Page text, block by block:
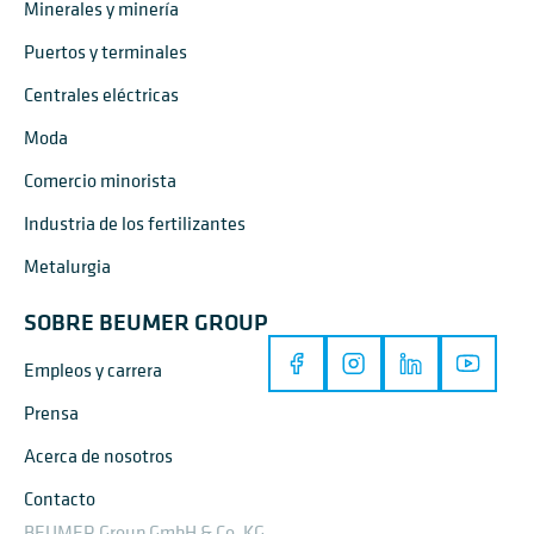
Minerales y minería
Puertos y terminales
Centrales eléctricas
Moda
Comercio minorista
Industria de los fertilizantes
Metalurgia
SOBRE BEUMER GROUP
Empleos y carrera
Prensa
Acerca de nosotros
Contacto